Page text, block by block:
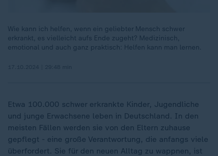
Wie kann ich helfen, wenn ein geliebter Mensch schwer
erkrankt, es vielleicht aufs Ende zugeht? Medizinisch,
emotional und auch ganz praktisch: Helfen kann man lernen.
Etwa 100.000 schwer erkrankte Kinder, Jugendliche
und junge Erwachsene leben in Deutschland. In den
meisten Fällen werden sie von den Eltern zuhause
gepflegt - eine große Verantwortung, die anfangs viele
überfordert. Sie für den neuen Alltag zu wappnen, ist